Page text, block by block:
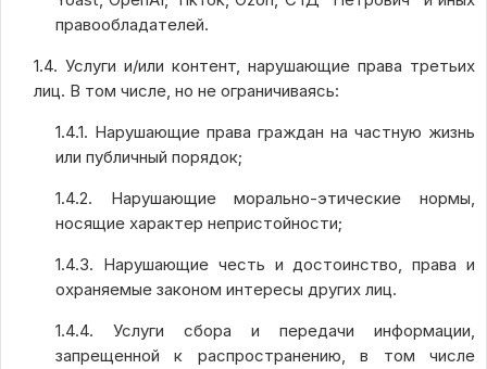
правообладателей.
1.4. Услуги и/или контент, нарушающие права третьих
лиц. В том числе, но не ограничиваясь:
1.4.1. Нарушающие права граждан на частную жизнь
или публичный порядок;
1.4.2. Нарушающие морально-этические нормы,
носящие характер непристойности;
1.4.3. Нарушающие честь и достоинство, права и
охраняемые законом интересы других лиц.
1.4.4. Услуги сбора и передачи информации,
запрещенной к распространению, в том числе